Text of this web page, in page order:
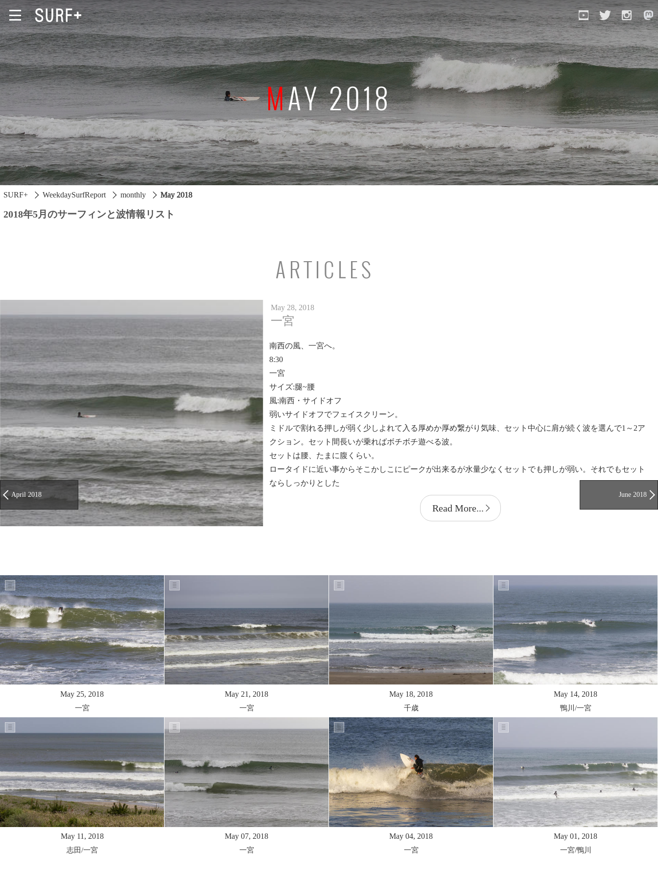
South Ibaraki
North Chiba
South Chiba
Unusually
Video Logs
Monthly Archive
MAY 2018
SURF+ WeekdaySurfReport monthly May 2018
2018年5月のサーフィンと波情報リスト
ARTICLES
May 28, 2018
一宮
南西の風、一宮へ。
8:30
一宮
サイズ:腿~腰
風:南西・サイドオフ
弱いサイドオフでフェイスクリーン。
ミドルで割れる押しが弱く少しよれて入る厚めか厚め繋がり気味、セット中心に肩が続く波を選んで1～2ア
クション。セット間長いが乗ればボチボチ遊べる波。
セットは腰、たまに腹くらい。
ロータイドに近い事からそこかしこにピークが出来るが水量少なくセットでも押しが弱い。それでもセット
ならしっかりとした
Read More...
May 25, 2018
一宮
May 21, 2018
一宮
May 18, 2018
千歳
May 14, 2018
鴨川/一宮
May 11, 2018
志田/一宮
May 07, 2018
一宮
May 04, 2018
一宮
May 01, 2018
一宮/鴨川
April 2018 June 2018